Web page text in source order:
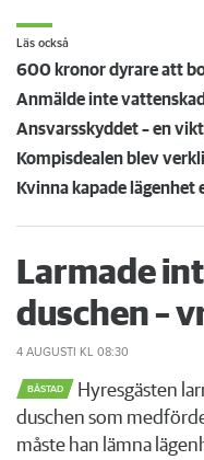
Läs också
600 kronor dyrare att
Ansvarsskyddet – en
Larmade
duschen –
4 AUGUSTI KL 08:30
BÅSTAD
Hyresgästen
duschen som
måste han lämna